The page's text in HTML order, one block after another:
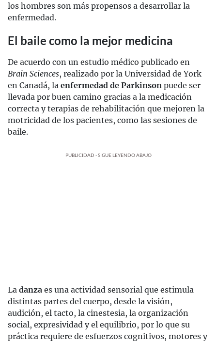
los hombres son más propensos a desarrollar la
enfermedad.
El baile como la mejor medicina
De acuerdo con un estudio médico publicado en
Brain Sciences, realizado por la Universidad de York
en Canadá, la enfermedad de Parkinson puede ser
llevada por buen camino gracias a la medicación
correcta y terapias de rehabilitación que mejoren la
motricidad de los pacientes, como las sesiones de
baile.
PUBLICIDAD - SIGUE LEYENDO ABAJO
La danza es una actividad sensorial que estimula
distintas partes del cuerpo, desde la visión,
audición, el tacto, la cinestesia, la organización
social, expresividad y el equilibrio, por lo que su
práctica requiere de esfuerzos cognitivos, motores y